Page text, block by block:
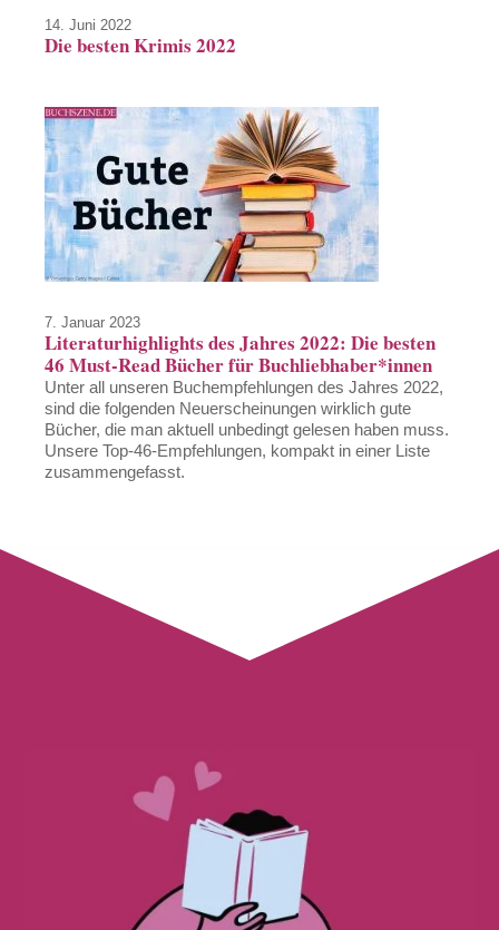
14. Juni 2022
Die besten Krimis 2022
7. Januar 2023
Literaturhighlights des Jahres 2022: Die besten
46 Must-Read Bücher für Buchliebhaber*innen
Unter all unseren Buchempfehlungen des Jahres 2022,
sind die folgenden Neuerscheinungen wirklich gute
Bücher, die man aktuell unbedingt gelesen haben muss.
Unsere Top-46-Empfehlungen, kompakt in einer Liste
zusammengefasst.